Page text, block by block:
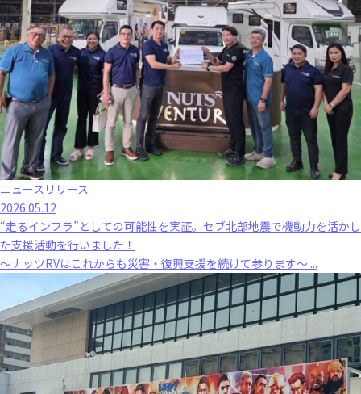
ニュースリリース
2026.05.12
“走るインフラ”としての可能性を実証。セブ北部地震で機動力を活かし
た支援活動を行いました！
～ナッツRVはこれからも災害・復興支援を続けて参ります～ ...